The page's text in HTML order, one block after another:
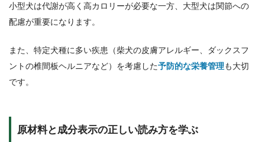
小型犬は代謝が高く高カロリーが必要な一方、大型犬は関節への
配慮が重要になります。
また、特定犬種に多い疾患（柴犬の皮膚アレルギー、ダックスフ
ントの椎間板ヘルニアなど）を考慮した予防的な栄養管理も大切
です。
原材料と成分表示の正しい読み方を学ぶ